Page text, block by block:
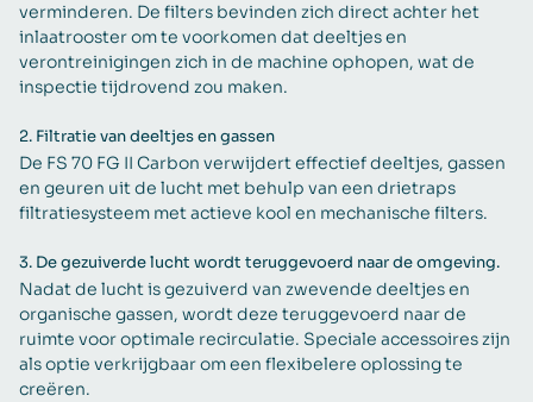
verminderen. De filters bevinden zich direct achter het
inlaatrooster om te voorkomen dat deeltjes en
verontreinigingen zich in de machine ophopen, wat de
inspectie tijdrovend zou maken.
2. Filtratie van deeltjes en gassen
De FS 70 FG II Carbon verwijdert effectief deeltjes, gassen
en geuren uit de lucht met behulp van een drietraps
filtratiesysteem met actieve kool en mechanische filters.
3. De gezuiverde lucht wordt teruggevoerd naar de omgeving.
Nadat de lucht is gezuiverd van zwevende deeltjes en
organische gassen, wordt deze teruggevoerd naar de
ruimte voor optimale recirculatie. Speciale accessoires zijn
als optie verkrijgbaar om een flexibelere oplossing te
creëren.